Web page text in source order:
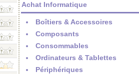
Achat Informatique
Boîtiers & Accessoires
Composants
Consommables
Ordinateurs & Tablettes
Périphériques